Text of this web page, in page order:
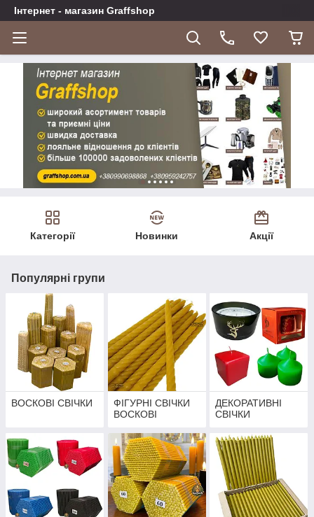
Інтернет - магазин Graffshop
Категорії Новинки Акції
Популярні групи
ВОСКОВІ СВІЧКИ
ФІГУРНІ СВІЧКИ
ВОСКОВІ
ДЕКОРАТИВНІ
СВІЧКИ